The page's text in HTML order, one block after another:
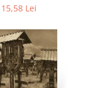
15,58 Lei